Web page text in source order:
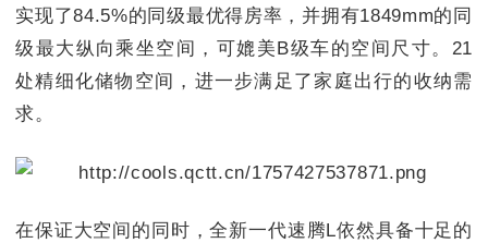
实现了84.5%的同级最优得房率，并拥有1849mm的同
级最大纵向乘坐空间，可媲美B级车的空间尺寸。21
处精细化储物空间，进一步满足了家庭出行的收纳需
求。
在保证大空间的同时，全新一代速腾L依然具备十足的